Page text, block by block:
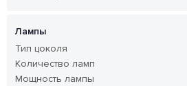
Лампы
Тип цоколя
Количество ламп
Мощность лампы